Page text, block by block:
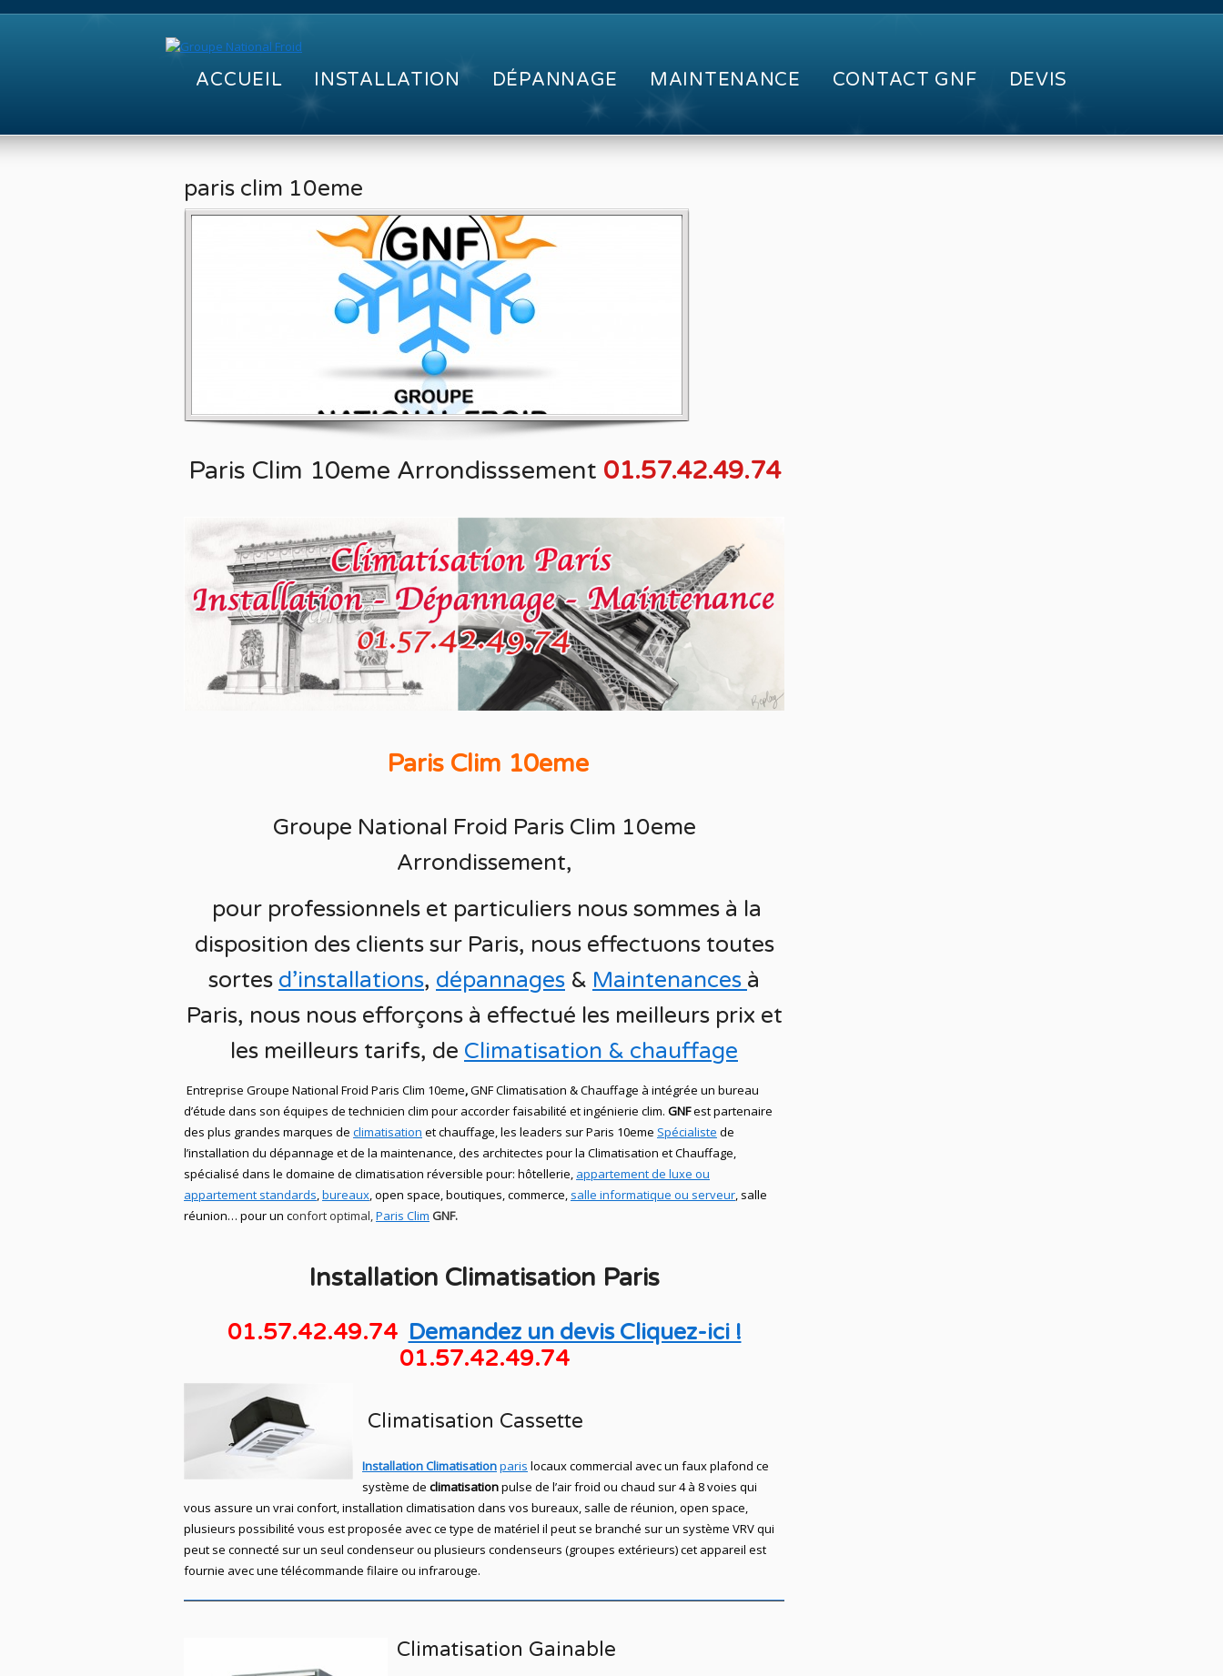
ACCUEIL INSTALLATION DÉPANNAGE MAINTENANCE CONTACT GNF DEVIS
paris clim 10eme
Paris Clim 10eme Arrondisssement 01.57.42.49.74
Paris Clim 10eme
Groupe National Froid Paris Clim 10eme
Arrondissement,
pour professionnels et particuliers nous sommes à la
disposition des clients surParis, nous effectuons toutes
sortes d’installations, dépannages & Maintenances à
Paris, nous nous efforçons à effectué les meilleurs prix et
les meilleurs tarifs, de Climatisation & chauffage
Entreprise Groupe National Froid Paris Clim 10eme,GNF Climatisation & Chauffage à intégrée un bureau
d’étude dans son équipes de technicien clim pour accorder faisabilité et ingénierie clim. GNFest partenaire
des plus grandes marques de climatisation et chauffage, les leaders sur Paris 10eme Spécialiste de
l’installation du dépannage et de la maintenance, des architectes pour la Climatisation et Chauffage,
spécialisé dans le domaine de climatisation réversible pour: hôtellerie, appartement de luxe ou
appartement standards,bureaux, open space, boutiques, commerce, salle informatique ou serveur, salle
réunion… pour un confort optimal,Paris Clim GNF.
Installation Climatisation Paris
01.57.42.49.74 Demandez un devis Cliquez-ici !
01.57.42.49.74
Climatisation Cassette
Installation Climatisationparis locaux commercial avec un faux plafond ce
système de climatisationpulse de l’air froid ou chaud sur 4 à 8 voies qui
vous assure un vrai confort, installation climatisation dans vos bureaux, salle de réunion, open space,
plusieurs possibilité vous est proposée avec ce type de matériel il peut se branché sur un système VRV qui
peut se connecté sur un seul condenseur ou plusieurs condenseurs (groupes extérieurs) cet appareil est
fournie avec une télécommande filaire ou infrarouge.
Climatisation Gainable